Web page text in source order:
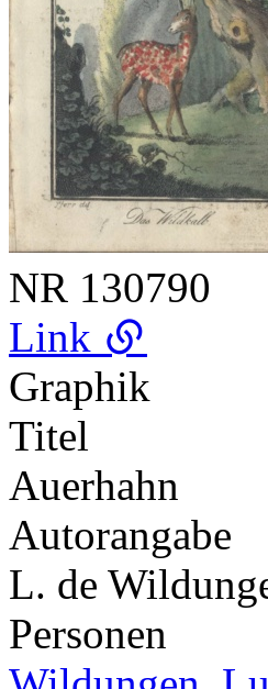
NR 130790
Link
Graphik
Titel
Auerhahn
Autorangabe
L. de
Personen